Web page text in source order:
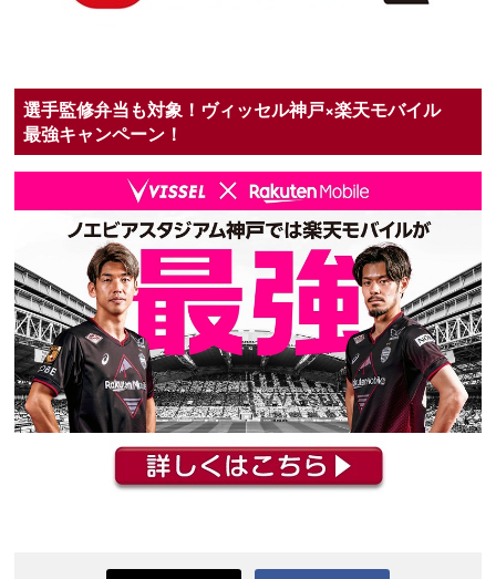
選手監修弁当も対象！ヴィッセル神戸×楽天モバイル
最強キャンペーン！